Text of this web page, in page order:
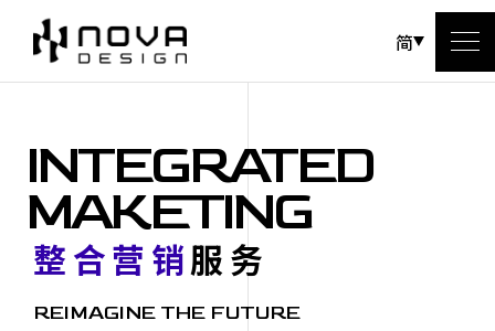
简
INTEGRATED
MAKETING
整合营销服务
REIMAGINE THE FUTURE